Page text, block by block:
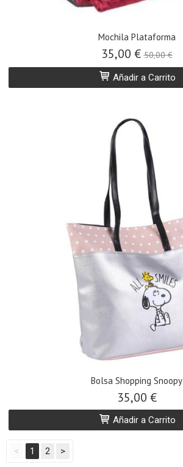
Mochila Plataforma
35,00 €50,00 €
Añadir a Carrito
Bolsa Shopping Snoopy
35,00 €
Añadir a Carrito
< 1 2 >